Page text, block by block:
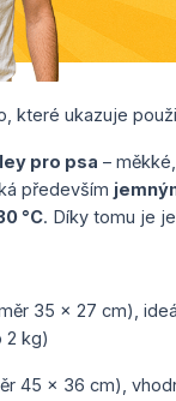
které ukazuje
pro psa –
především
°C. Díky tomu je
35 x 27 cm),
2 kg)
45 x 36 cm),